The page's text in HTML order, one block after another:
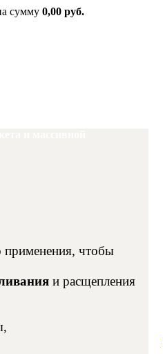
сумму 0,00 руб.
применения, чтобы
и расщепления